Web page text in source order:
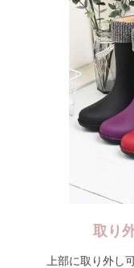
取り
上部に取り外し